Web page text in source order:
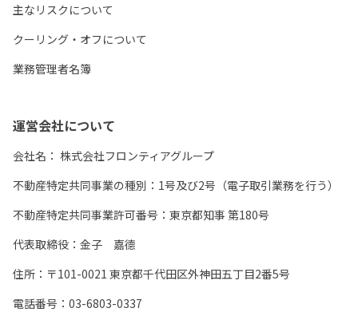
主なリスクについて
クーリング・オフについて
業務管理者名簿
運営会社について
会社名： 株式会社フロンティアグループ
不動産特定共同事業の種別：1号及び2号（電子取引業務を行う）
不動産特定共同事業許可番号：東京都知事 第180号
代表取締役：金子 嘉德
住所：〒101-0021 東京都千代田区外神田五丁目2番5号
電話番号：03-6803-0337